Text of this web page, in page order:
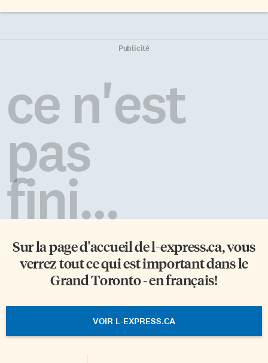
Publicité
ce n'est
pas
fini...
Sur la page d'accueil del-express.ca, vous
verrez tout ce qui est important dans le
Grand Toronto - en français!
VOIR L-EXPRESS.CA